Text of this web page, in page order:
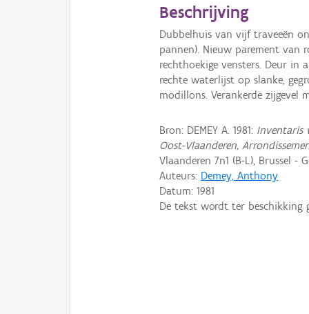
Beschrijving
Dubbelhuis van vijf traveeën
pannen). Nieuw parement van
rechthoekige vensters. Deur in
rechte waterlijst op slanke,
modillons. Verankerde zijgevel
Bron: DEMEY A. 1981: Inventaris
Oost-Vlaanderen,
Vlaanderen 7n1 (B-L), Brussel -
Auteurs: Demey, Anthony
Datum:1981
De tekst wordt ter beschikking